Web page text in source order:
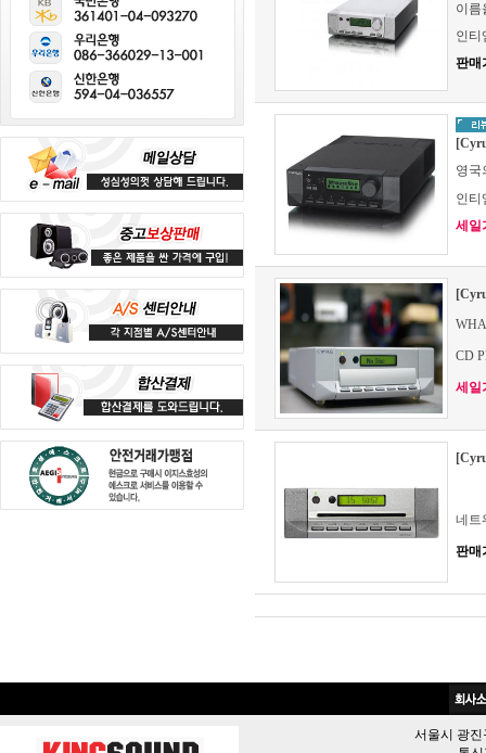
이름
인티
판매
영국
인티
세일
CD
세일
네트
판매
서울시 광진